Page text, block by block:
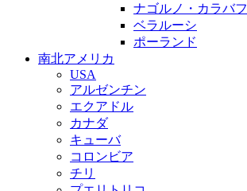
ナゴルノ・カラバフ
ベラルーシ
ポーランド
南北アメリカ
USA
アルゼンチン
エクアドル
カナダ
キューバ
コロンビア
チリ